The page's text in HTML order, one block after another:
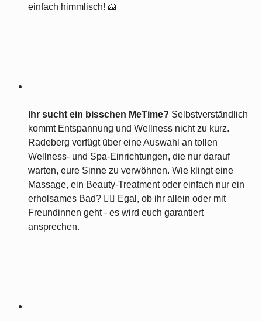
einfach himmlisch! 🍰
Ihr sucht ein bisschen MeTime? Selbstverständlich
kommt Entspannung und Wellness nicht zu kurz.
Radeberg verfügt über eine Auswahl an tollen
Wellness- und Spa-Einrichtungen, die nur darauf
warten, eure Sinne zu verwöhnen. Wie klingt eine
Massage, ein Beauty-Treatment oder einfach nur ein
erholsames Bad? 💆‍♀️ Egal, ob ihr allein oder mit
Freundinnen geht - es wird euch garantiert
ansprechen.